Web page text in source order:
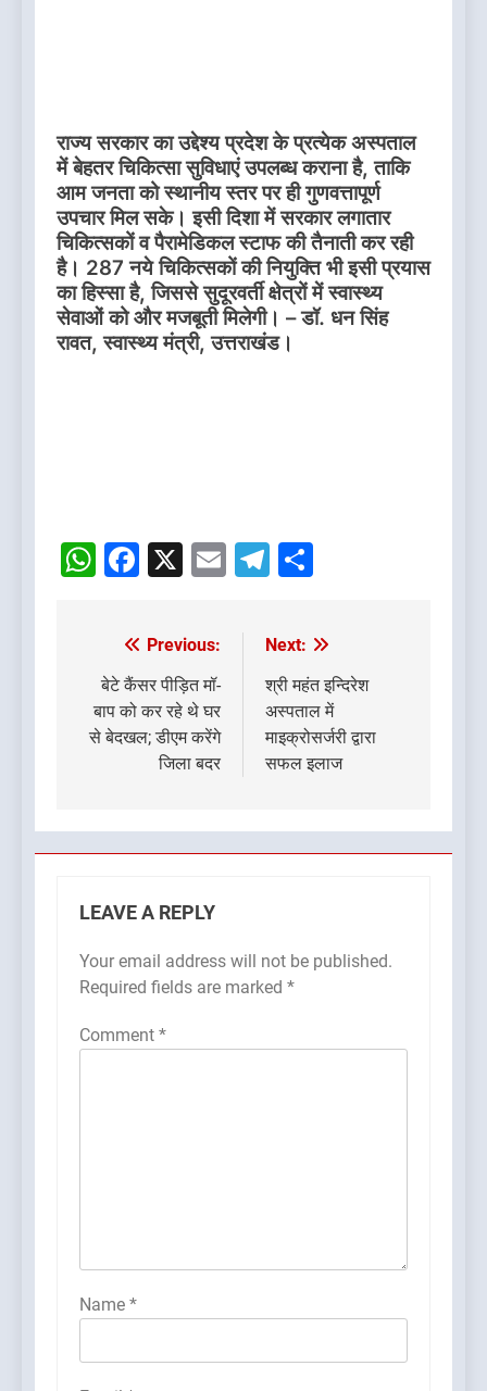
राज्य सरकार का उद्देश्य प्रदेश के प्रत्येक अस्पताल
में बेहतर चिकित्सा सुविधाएं उपलब्ध कराना है, ताकि
आम जनता को स्थानीय स्तर पर ही गुणवत्तापूर्ण
उपचार मिल सके। इसी दिशा में सरकार लगातार
चिकित्सकों व पैरामेडिकल स्टाफ की तैनाती कर रही
है। 287 नये चिकित्सकों की नियुक्ति भी इसी प्रयास
का हिस्सा है, जिससे सुदूरवर्ती क्षेत्रों में स्वास्थ्य
सेवाओं को और मजबूती मिलेगी। – डॉ. धन सिंह
रावत, स्वास्थ्य मंत्री, उत्तराखंड।
WhatsApp
Facebook
X EmailTelegram
Post
navigation
Previous:
बेटे कैंसर पीड़ित मॉ-
बाप को कर रहे थे घर
से बेदखल; डीएम करेंगे
जिला बदर
Next:
श्री महंत इन्दिरेश
अस्पताल में
माइक्रोसर्जरी द्वारा
सफल इलाज
LEAVE A REPLY
Your email address will not be published.
Required fields are marked *
Comment *
Name *